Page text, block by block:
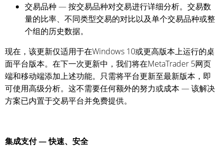
交易品种 — 按交易品种对交易进行详细分析。交易数
量的比率、不同类型交易的对比以及单个交易品种或整
个组的历史数据。
现在，该更新仅适用于在Windows 10或更高版本上运行的桌
面平台版本。在下一次更新中，我们将在MetaTrader 5网页
端和移动端添加上述功能。只需将平台更新至最新版本，即
可使用高级分析。这不需要任何额外的努力或成本 — 该解决
方案已内置于交易平台并免费提供。
集成支付 — 快速、安全